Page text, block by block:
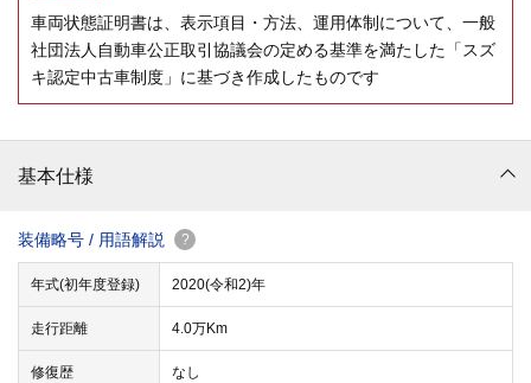
車両状態証明書は、表示項目・方法、運用体制について、一般
社団法人自動車公正取引協議会の定める基準を満たした「スズ
キ認定中古車制度」に基づき作成したものです
基本仕様
装備略号 / 用語解説 ?
年式(初年度登録) 2020(令和2)年
走行距離 4.0万Km
修復歴 なし